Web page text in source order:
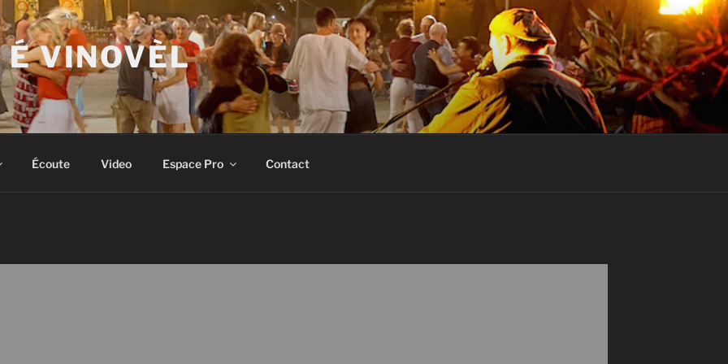
VINOVÈL
Écoute Video Espace Pro Contact